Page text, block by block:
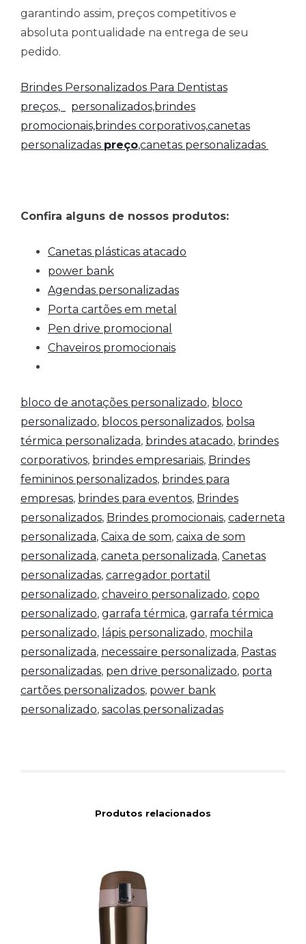
garantindo assim, preços competitivos e
absoluta pontualidade na entrega de seu
pedido.
Brindes Personalizados Para Dentistas
preços,
personalizados,brindes
promocionais,brindes corporativos,canetas
personalizadas preço,canetas personalizadas
Confira alguns de nossos produtos:
Canetas plásticas atacado
power bank
Agendas personalizadas
Porta cartões em metal
Pen drive promocional
Chaveiros promocionais
bloco de anotações personalizado, bloco
personalizado, blocos personalizados, bolsa
térmica personalizada, brindes atacado, brindes
corporativos, brindes empresariais, Brindes
femininos personalizados, brindes para
empresas, brindes para eventos, Brindes
personalizados, Brindes promocionais, caderneta
personalizada, Caixa de som, caixa de som
personalizada, caneta personalizada, Canetas
personalizadas, carregador portatil
personalizado, chaveiro personalizado, copo
personalizado, garrafa térmica, garrafa térmica
personalizado, lápis personalizado, mochila
personalizada, necessaire personalizada, Pastas
personalizadas, pen drive personalizado, porta
cartões personalizados, power bank
personalizado, sacolas personalizadas
Produtos relacionados